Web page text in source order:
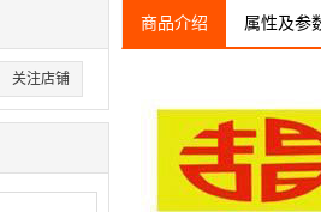
关注店铺
商品介绍 属性及参